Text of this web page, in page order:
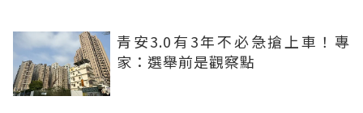
青安3.0有3年不必急搶上車！專
家：選舉前是觀察點